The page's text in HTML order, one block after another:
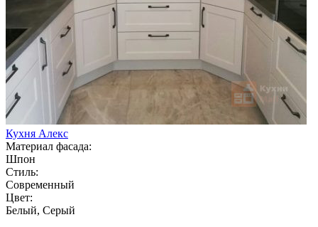
Кухня Алекс
Материал фасада:
Шпон
Стиль:
Современный
Цвет:
Белый, Серый